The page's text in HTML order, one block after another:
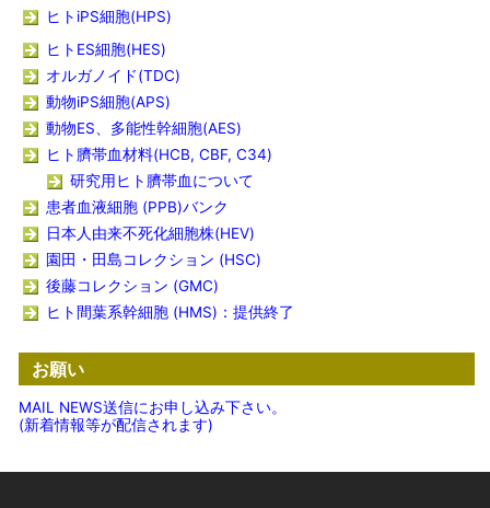
ヒトiPS細胞(HPS)
ヒトES細胞(HES)
オルガノイド(TDC)
動物iPS細胞(APS)
動物ES、多能性幹細胞(AES)
ヒト臍帯血材料(HCB, CBF, C34)
研究用ヒト臍帯血について
患者血液細胞 (PPB)バンク
日本人由来不死化細胞株(HEV)
園田・田島コレクション (HSC)
後藤コレクション (GMC)
ヒト間葉系幹細胞 (HMS)：提供終了
お願い
MAIL NEWS送信にお申し込み下さい。
(新着情報等が配信されます)